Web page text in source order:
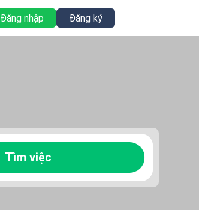
Đăng nhập Đăng ký
Tìm việc